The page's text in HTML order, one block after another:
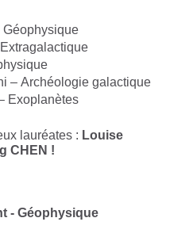
Géophysique
Extragalactique
– Archéologie galactique
Exoplanètes
lauréates : Louise
CHEN !
- Géophysique